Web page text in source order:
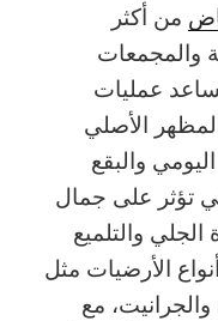
من أكثر
والمجمعات
عمليات
الأصلي
والبقع
تؤثر على جمال
والتلميع
الأرضيات مثل
مع